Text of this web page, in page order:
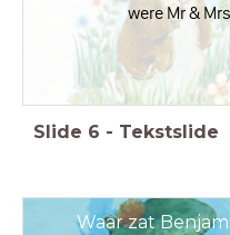
were Mr &
Slide 6 - Tekstslide
Waar zat